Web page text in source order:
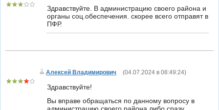
Здравствуйте. В администрацию своего района и
органы соц.обеспечения. скорее всего отправят в
ПФР.
Алексей Владимирович (04.07.2024 в 08:49:24)
Здравствуйте!
Вы вправе обращаться по данному вопросу в